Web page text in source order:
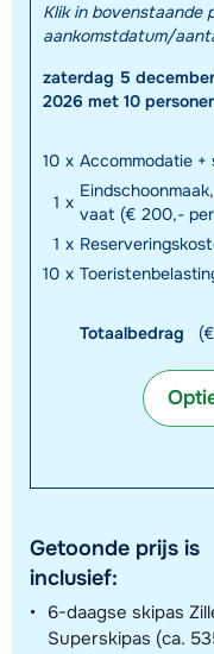
Klik in bovenstaande
aankomstdatum/
zaterdag 5
2026 met 10
10 x Accommodatie
1 x
vaat (€ 200,-
1 x
10 x
Totaalbedrag
Getoonde prijs is
inclusief:
6-daagse skipas
Superskipas (ca.